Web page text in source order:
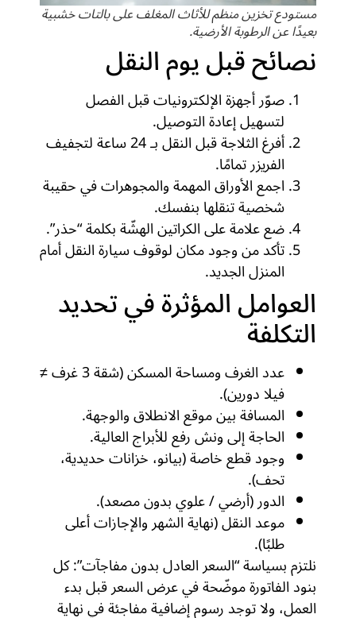
مستودع تخزين منظم للأثاث المغلف على بالتات خشبية
بعيدًا عن الرطوبة الأرضية.
نصائح قبل يوم النقل
صوّر أجهزة الإلكترونيات قبل الفصل
لتسهيل إعادة التوصيل.
أفرغ الثلاجة قبل النقل بـ 24 ساعة لتجفيف
الفريزر تمامًا.
اجمع الأوراق المهمة والمجوهرات في حقيبة
شخصية تنقلها بنفسك.
ضع علامة على الكراتين الهشّة بكلمة “حذر”.
تأكد من وجود مكان لوقوف سيارة النقل أمام
المنزل الجديد.
العوامل المؤثرة في تحديد
التكلفة
عدد الغرف ومساحة المسكن (شقة 3 غرف ≠
فيلا دورين).
المسافة بين موقع الانطلاق والوجهة.
الحاجة إلى ونش رفع للأبراج العالية.
وجود قطع خاصة (بيانو، خزانات حديدية،
تحف).
الدور (أرضي / علوي بدون مصعد).
موعد النقل (نهاية الشهر والإجازات أعلى
طلبًا).
نلتزم بسياسة “السعر العادل بدون مفاجآت”: كل
بنود الفاتورة موضّحة في عرض السعر قبل بدء
العمل، ولا توجد رسوم إضافية مفاجئة في نهاية